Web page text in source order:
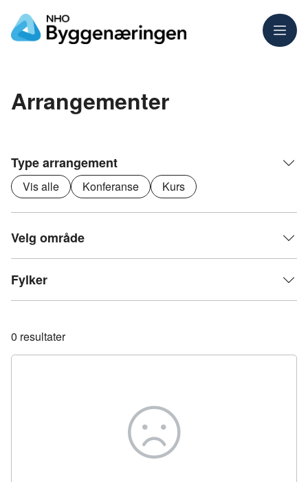
Meny
Arrangementer
Type arrangement
Vis alle Konferanse Kurs
Velg område
Fylker
0 resultater